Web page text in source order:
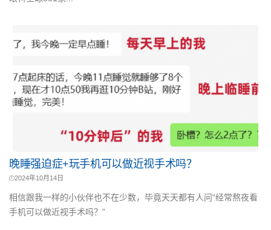
晚睡强迫症+玩手机可以做近视手术吗？
2024年10月14日
相信跟我一样的小伙伴也不在少数，毕竟天天都有人问“经常熬夜看
手机可以做近视手术吗？”